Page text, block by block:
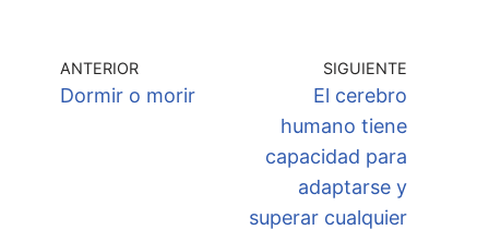
ANTERIOR
Dormir o morir
SIGUIENTE
El cerebro
humano tiene
capacidad para
adaptarse y
superar cualquier